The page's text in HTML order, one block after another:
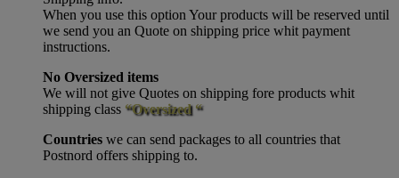
When you use this option Your products will be reserved until
we send you an Quote on shipping price whit payment
instructions.
No Oversized items
We will not give Quotes on shipping fore products whit
shipping class “Oversized “
Countries we can send packages to all countries that
Postnord offers shipping to.